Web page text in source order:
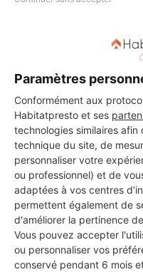
Paramètres
Conformément aux
Habitatpresto et ses
technologies similaires afin
technique du site, de
personnaliser votre
ou professionnel) et de
adaptées à vos centres
permettent également de
d'améliorer la pertinence
Vous pouvez accepter
ou personnaliser vos
conservé pendant 6 mois